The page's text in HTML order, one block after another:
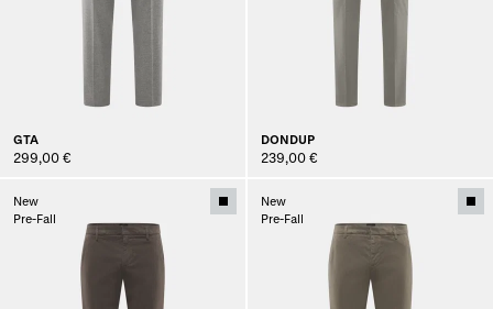
GTA
299,00 €
DONDUP
239,00 €
New
Pre-Fall
New
Pre-Fall